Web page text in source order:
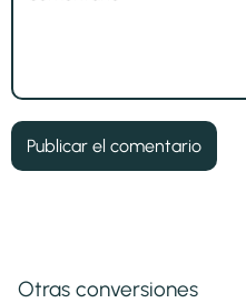
Otras conversiones